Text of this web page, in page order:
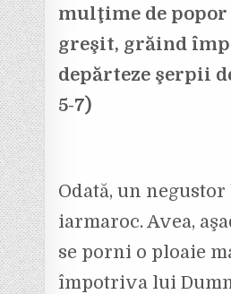
mulţime de
greşit, grăind
depărteze şerpii
5-7)
Odată, un
iarmaroc. Avea,
se porni o ploaie
împotriva lui